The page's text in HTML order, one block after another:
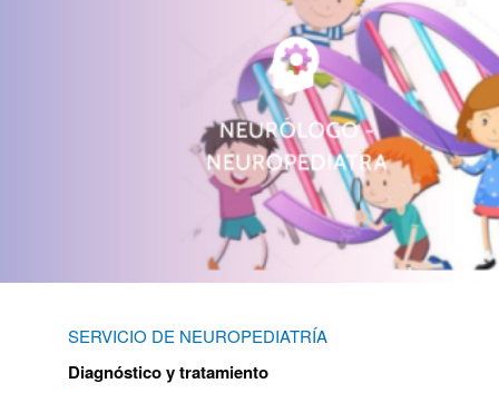
SERVICIO DE NEUROPEDIATRÍA
Diagnóstico y tratamiento